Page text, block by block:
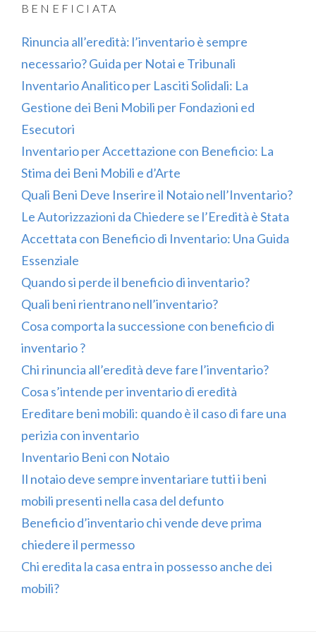
BENEFICIATA
Rinuncia all’eredità: l’inventario è sempre
necessario? Guida per Notai e Tribunali
Inventario Analitico per Lasciti Solidali: La
Gestione dei Beni Mobili per Fondazioni ed
Esecutori
Inventario per Accettazione con Beneficio: La
Stima dei Beni Mobili e d’Arte
Quali Beni Deve Inserire il Notaio nell’Inventario?
Le Autorizzazioni da Chiedere se l’Eredità è Stata
Accettata con Beneficio di Inventario: Una Guida
Essenziale
Quando si perde il beneficio di inventario?
Quali beni rientrano nell’inventario?
Cosa comporta la successione con beneficio di
inventario ?
Chi rinuncia all’eredità deve fare l’inventario?
Cosa s’intende per inventario di eredità
Ereditare beni mobili: quando è il caso di fare una
perizia con inventario
Inventario Beni con Notaio
Il notaio deve sempre inventariare tutti i beni
mobili presenti nella casa del defunto
Beneficio d’inventario chi vende deve prima
chiedere il permesso
Chi eredita la casa entra in possesso anche dei
mobili?